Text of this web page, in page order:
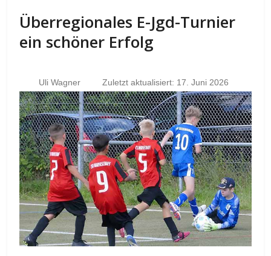
Überregionales E-Jgd-Turnier
ein schöner Erfolg
Uli Wagner Zuletzt aktualisiert: 17. Juni 2026